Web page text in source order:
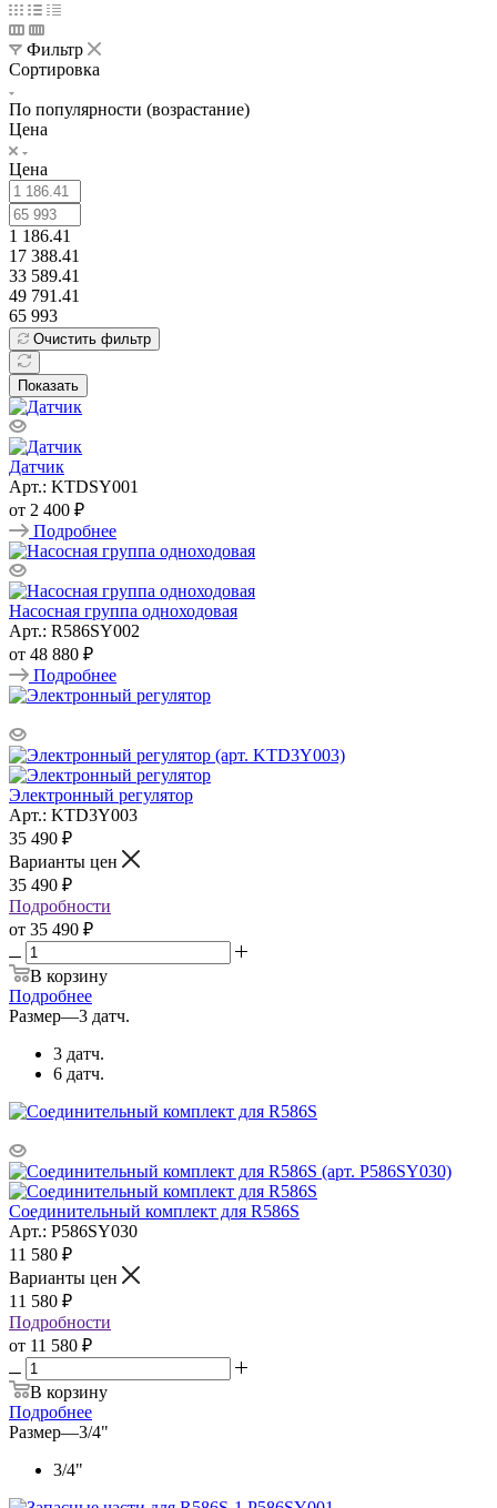
Фильтр
Сортировка
По популярности (возрастание)
Цена
Цена
1 186.41
17 388.41
33 589.41
49 791.41
65 993
Очистить фильтр
Показать
Датчик
Арт.: KTDSY001
от 2 400 ₽
Подробнее
Насосная группа одноходовая
Арт.: R586SY002
от 48 880 ₽
Подробнее
Электронный регулятор
Арт.: KTD3Y003
35 490 ₽
Варианты цен
35 490 ₽
Подробности
от 35 490 ₽
В корзину
Подробнее
Размер—3 датч.
3 датч.
6 датч.
Соединительный комплект для R586S
Арт.: P586SY030
11 580 ₽
Варианты цен
11 580 ₽
Подробности
от 11 580 ₽
В корзину
Подробнее
Размер—3/4"
3/4"